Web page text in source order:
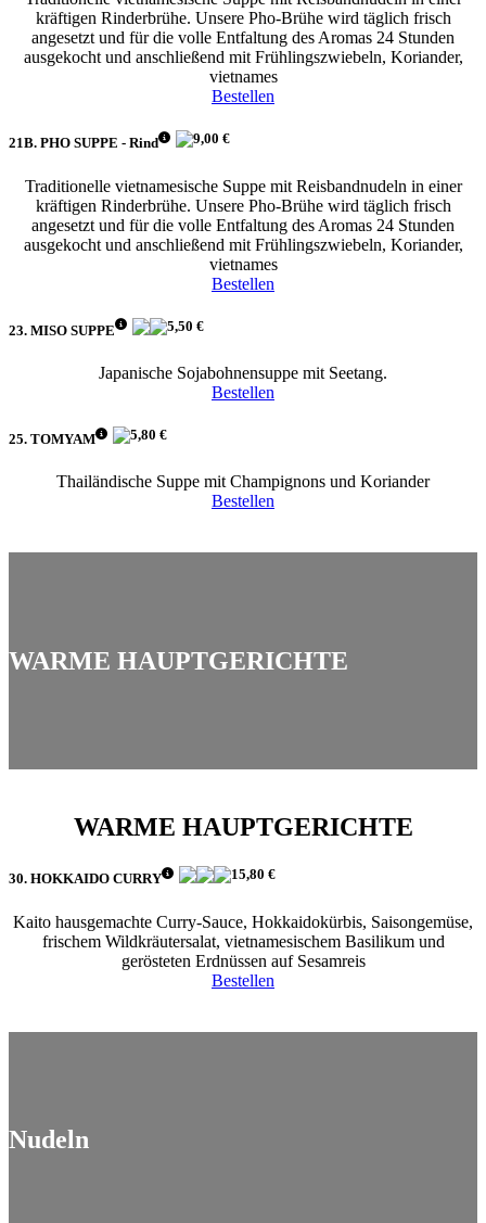
kräftigen Rinderbrühe. Unsere Pho-Brühe wird täglich frisch
angesetzt und für die volle Entfaltung des Aromas 24 Stunden
ausgekocht und anschließend mit Frühlingszwiebeln, Koriander,
vietnames
Bestellen
21B. PHO SUPPE - Rind 9,00 €
Traditionelle vietnamesische Suppe mit Reisbandnudeln in einer
kräftigen Rinderbrühe. Unsere Pho-Brühe wird täglich frisch
angesetzt und für die volle Entfaltung des Aromas 24 Stunden
ausgekocht und anschließend mit Frühlingszwiebeln, Koriander,
vietnames
Bestellen
23. MISO SUPPE 5,50 €
Japanische Sojabohnensuppe mit Seetang.
Bestellen
25. TOMYAM 5,80 €
Thailändische Suppe mit Champignons und Koriander
Bestellen
WARME HAUPTGERICHTE
WARME HAUPTGERICHTE
30. HOKKAIDO CURRY 15,80 €
Kaito hausgemachte Curry-Sauce, Hokkaidokürbis, Saisongemüse,
frischem Wildkräutersalat, vietnamesischem Basilikum und
gerösteten Erdnüssen auf Sesamreis
Bestellen
Nudeln